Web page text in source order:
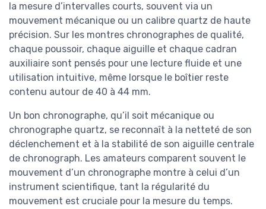
la mesure d’intervalles courts, souvent via un
mouvement mécanique ou un calibre quartz de haute
précision. Sur les montres chronographes de qualité,
chaque poussoir, chaque aiguille et chaque cadran
auxiliaire sont pensés pour une lecture fluide et une
utilisation intuitive, même lorsque le boîtier reste
contenu autour de 40 à 44 mm.
Un bon chronographe, qu’il soit mécanique ou
chronographe quartz, se reconnaît à la netteté de son
déclenchement et à la stabilité de son aiguille centrale
de chronograph. Les amateurs comparent souvent le
mouvement d’un chronographe montre à celui d’un
instrument scientifique, tant la régularité du
mouvement est cruciale pour la mesure du temps.